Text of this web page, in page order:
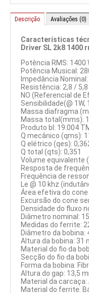
Descrição Avaliações (0)
Características
Driver SL 2k8 1400
Potência RMS: 1400
Potência Musical:
Impedância
Resistência: 2,8 /
NO (Referencial de
Sensibilidade(@ 1W,
Massa diafragma
Massa total(mms):
Produto bl: 19.004
Q mecânico (qms):
Q elétrico (qes):
Q total (qts): 0,351
Volume equivalente
Resposta de
Frequência de
Le @ 10 khz
Área efetiva do cone
Excursão do cone
Densidade do fluxo
Diâmetro nominal:
Medidas do ferrite:
Diâmetro da bobina:
Altura da bobina: 31
Material do fio da
Secção do fio da
Forma da bobina:
Altura do gap: 13,5
Material da carcaça:
Material do ferrite: